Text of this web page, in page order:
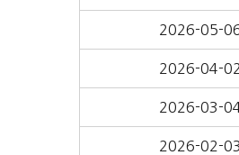
2026-05-
2026-04-02
2026-03-
2026-02-03